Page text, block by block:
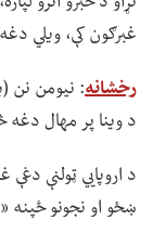
غبرګون کې، ویلي
رخشانه
د وینا پر مهال دغه
د اروپايي ټولنې
ښځو او نجونو ځپنه